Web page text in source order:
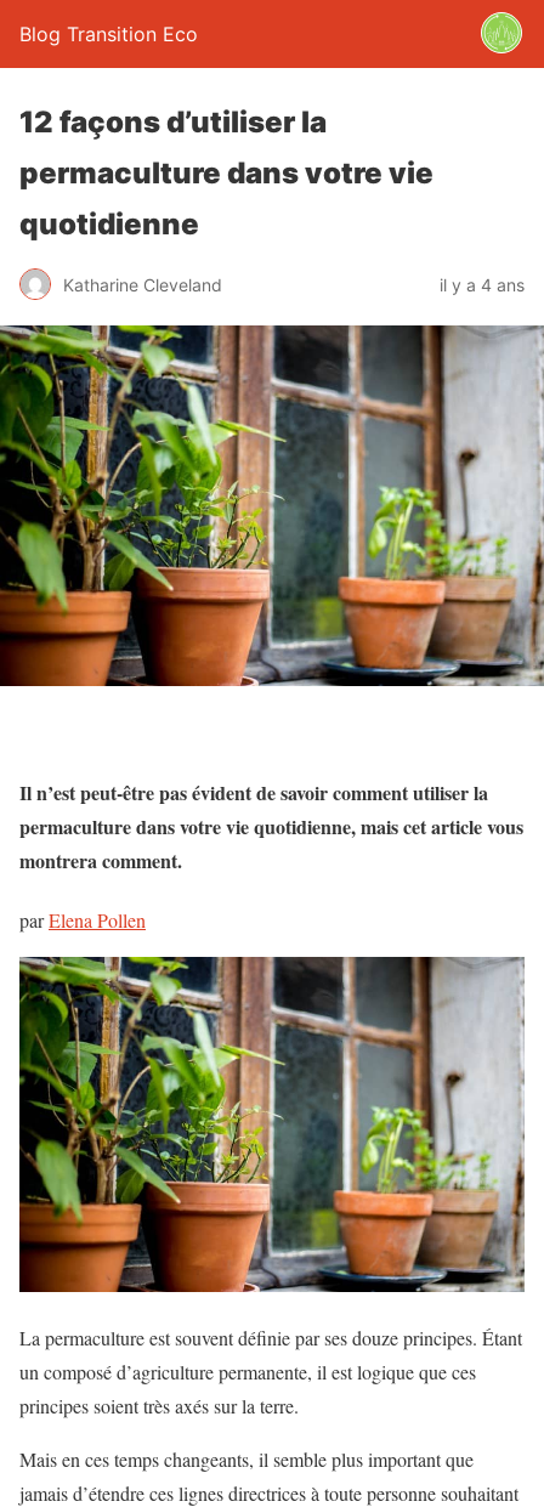
Blog Transition Eco
12 façons d’utiliser la
permaculture dans votre vie
quotidienne
Katharine Cleveland il y a 4 ans
Il n’est peut-être pas évident de savoir comment utiliser la
permaculture dans votre vie quotidienne, mais cet article vous
montrera comment.
parElena Pollen
La permaculture est souvent définie par ses douze principes. Étant
un composé d’agriculture permanente, il est logique que ces
principes soient très axés sur la terre.
Mais en ces temps changeants, il semble plus important que
jamais d’étendre ces lignes directrices à toute personne souhaitant